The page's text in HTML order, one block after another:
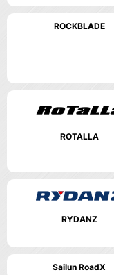
ROCKBLADE
ROTALLA
RYDANZ
Sailun RoadX